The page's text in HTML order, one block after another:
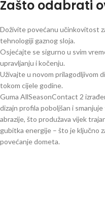
Zašto odabrati
Doživite povećanu učinkovitost
tehnologiji gaznog sloja.
Osjećajte se sigurno u svim
upravljanju i kočenju.
Uživajte u novom prilagodljivom
tokom cijele godine.
Guma AllSeasonContact 2
dizajn profila poboljšan i
abrazije, što produžava vijek
gubitka energije – što je ključno
povećanje dometa.